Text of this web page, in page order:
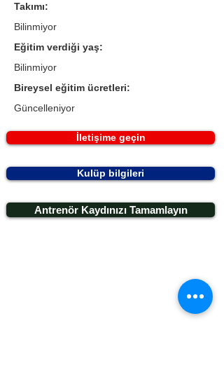
Takımı:
Bilinmiyor
Eğitim verdiği yaş:
Bilinmiyor
Bireysel eğitim ücretleri:
Güncelleniyor
İletişime geçin
Kulüp bilgileri
Antrenör Kaydınızı Tamamlayın